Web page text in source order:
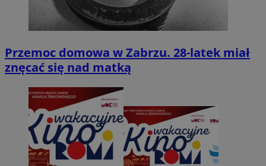
Przemoc domowa w Zabrzu. 28-latek miał
znęcać się nad matką